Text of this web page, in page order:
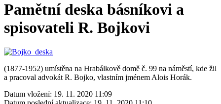
Pamětní deska básníkovi a
spisovateli R. Bojkovi
(1877-1952) umístěna na Hrabálkově domě č. 99 na náměstí, kde žil
a pracoval advokát R. Bojko, vlastním jménem Alois Horák.
Datum vložení: 19. 11. 2020 11:09